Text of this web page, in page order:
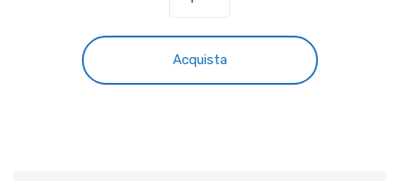
BLU
LISCIO
Acquista